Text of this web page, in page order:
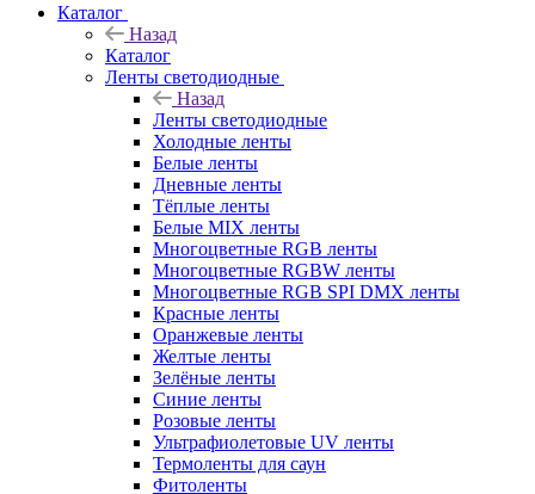
Каталог
Назад
Каталог
Ленты светодиодные
Назад
Ленты светодиодные
Холодные ленты
Белые ленты
Дневные ленты
Тёплые ленты
Белые MIX ленты
Многоцветные RGB ленты
Многоцветные RGBW ленты
Многоцветные RGB SPI DMX ленты
Красные ленты
Оранжевые ленты
Желтые ленты
Зелёные ленты
Синие ленты
Розовые ленты
Ультрафиолетовые UV ленты
Термоленты для саун
Фитоленты